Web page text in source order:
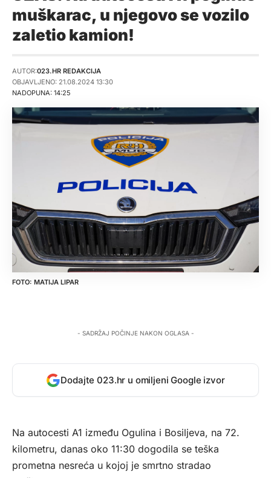
muškarac, u njegovo se vozilo
zaletio kamion!
NADOPUNA: 14:25
AUTOR:023.HR REDAKCIJA
OBJAVLJENO: 21.08.2024 13:30
MATIJA LIPAR
- SADRŽAJ POČINJE NAKON OGLASA -
Dodajte 023.hr u omiljeni Google izvor
Na autocesti A1 između Ogulina i Bosiljeva, na 72.
kilometru, danas oko 11:30 dogodila se teška
prometna nesreća u kojoj je smrtno stradao